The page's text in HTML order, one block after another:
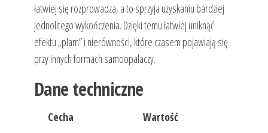
łatwiej się rozprowadza, a to sprzyja uzyskaniu bardziej
jednolitego wykończenia. Dzięki temu łatwiej uniknąć
efektu „plam” i nierówności, które czasem pojawiają się
przy innych formach samoopalaczy.
Dane techniczne
Cecha Wartość